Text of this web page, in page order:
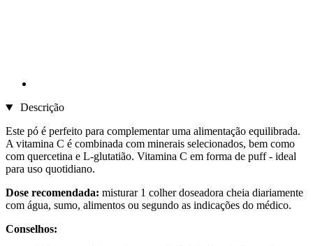
Descrição
Este pó é perfeito para complementar uma alimentação equilibrada.
A vitamina C é combinada com minerais selecionados, bem como
com quercetina e L-glutatião. Vitamina C em forma de puff - ideal
para uso quotidiano.
Dose recomendada: misturar 1 colher doseadora cheia diariamente
com água, sumo, alimentos ou segundo as indicações do médico.
Conselhos: